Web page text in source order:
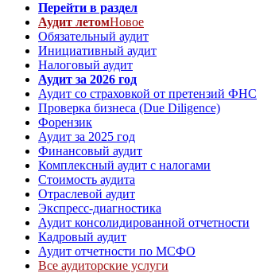
Перейти в раздел
Аудит летомНовое
Обязательный аудит
Инициативный аудит
Налоговый аудит
Аудит за 2026 год
Аудит со страховкой от претензий ФНС
Проверка бизнеса (Due Diligence)
Форензик
Аудит за 2025 год
Финансовый аудит
Комплексный аудит с налогами
Стоимость аудита
Отраслевой аудит
Экспресс-диагностика
Аудит консолидированной отчетности
Кадровый аудит
Аудит отчетности по МСФО
Все аудиторские услуги